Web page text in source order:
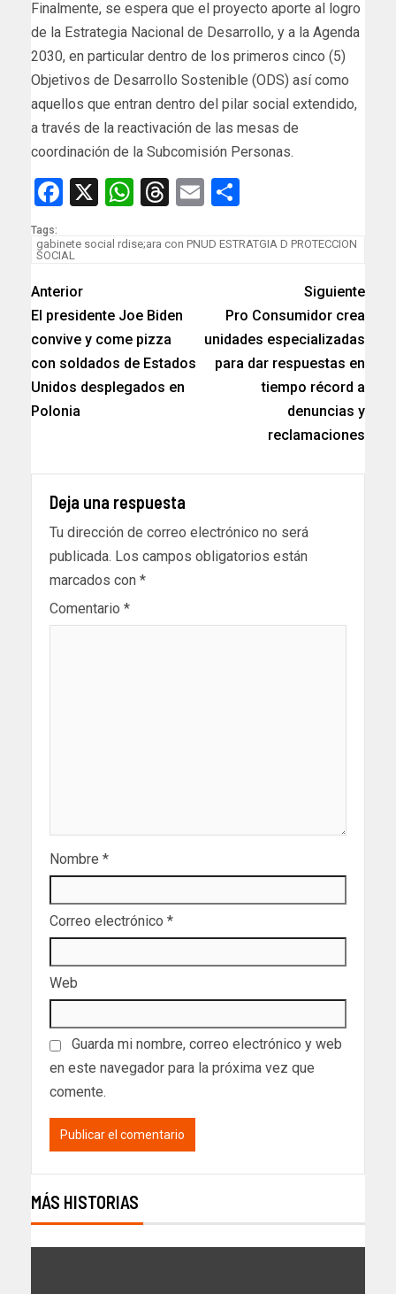
Finalmente, se espera que el proyecto aporte al logro
de la Estrategia Nacional de Desarrollo, y a la Agenda
2030, en particular dentro de los primeros cinco (5)
Objetivos de Desarrollo Sostenible (ODS) así como
aquellos que entran dentro del pilar social extendido,
a través de la reactivación de las mesas de
coordinación de la Subcomisión Personas.
Facebook
X WhatsApp
Threads
Email
Tags:
gabinete social rdise;ara con PNUD ESTRATGIA D PROTECCION
SOCIAL
Anterior
El presidente Joe Biden
convive y come pizza
con soldados de Estados
Unidos desplegados en
Polonia
Siguiente
Pro Consumidor crea
unidades especializadas
para dar respuestas en
tiempo récord a
denuncias y
reclamaciones
Deja una respuesta
Tu dirección de correo electrónico no será
publicada. Los campos obligatorios están
marcados con *
Comentario *
Nombre *
Correo electrónico *
Web
Guarda mi nombre, correo electrónico y web
en este navegador para la próxima vez que
comente.
MÁS HISTORIAS